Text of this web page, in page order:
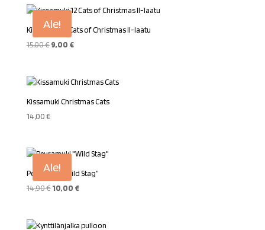
Ale!
Kissamuki 12 Cats of Christmas II-laatu
15,00€ Alkuperäinen
15,00 €.
9,00 €Nykyinen
9,00 €.
Kissamuki Christmas Cats
14,00€
Ale!
Peuramuki ”Wild Stag”
14,90€ Alkuperäinen
10,00 €Nykyinen